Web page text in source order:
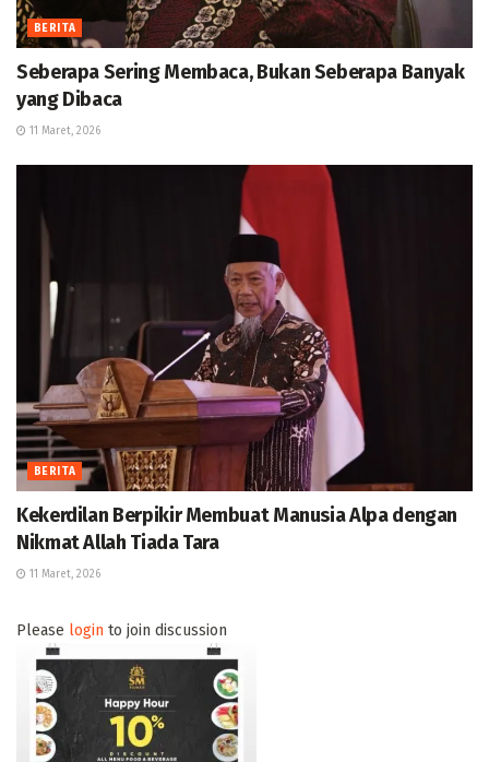
BERITA
Seberapa Sering Membaca, Bukan Seberapa Banyak
yang Dibaca
11 Maret, 2026
BERITA
Kekerdilan Berpikir Membuat Manusia Alpa dengan
Nikmat Allah Tiada Tara
11 Maret, 2026
Please login to join discussion